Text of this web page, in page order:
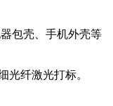
包壳、手机外壳等
纤激光打标。